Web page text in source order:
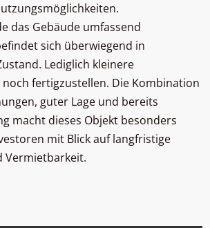
das Gebäude umfassend
sich überwiegend in
Lediglich kleinere
fertigzustellen. Die Kombination
guter Lage und bereits
macht dieses Objekt besonders
mit Blick auf langfristige
Vermietbarkeit.